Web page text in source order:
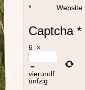
*
Website
Captcha*
6 ×
=
vierundf
ünfzig